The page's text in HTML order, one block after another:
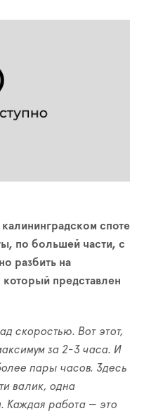
споте
по большей части, с
разбить на
представлен
скоростью. Вот этот,
за 2-3 часа. И
пары часов. Здесь
валик, одна
Каждая работа — это